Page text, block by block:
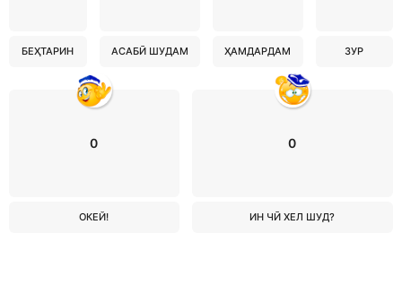
БЕҲТАРИН АСАБӢ ШУДАМ ҲАМДАРДАМ ЗУР
0
ОКЕЙ!
0
ИН ЧӢ ХЕЛ ШУД?